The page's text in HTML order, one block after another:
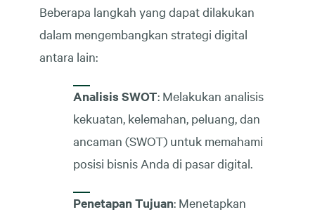
Beberapa langkah yang dapat dilakukan
dalam mengembangkan strategi digital
antara lain:
Analisis SWOT: Melakukan analisis
kekuatan, kelemahan, peluang, dan
ancaman (SWOT) untuk memahami
posisi bisnis Anda di pasar digital.
Penetapan Tujuan: Menetapkan